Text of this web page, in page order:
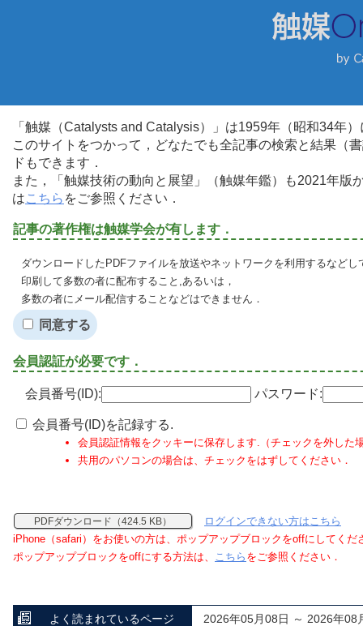
「触媒（Catalysts and Catalysis）」は1959年（昭和34年
このサイトをつかって，どなたでも全記事の検索と結果（
ドもできます．
また，「触媒技術の動向と展望」（触媒年鑑）も2021年
はこちら をご参照ください．
記事の著作権は触媒学会が有します．
ダウンロードしたPDFファイルを放送やネットワークを利用するなど
印刷して多数の者に配布すること,あるいは，
多数の者にメール配信することなどはできません．
同意する
会員認証が必要です．
会員番号(ID): パスワード:
会員番号(ID)を記録する.
会員認証情報をクッキーに保存します.（チェックを外した
共用のパソコンの場合は、チェックをはずしてください．
PDFダウンロード（424.5 KB）
ログインできない方はこちら
iPhone（safari）をお使いの方は、ポップアップブロックをoffにしてくだ
ポップアップブロックをoffにする方法は、 こちら をご参照ください．
よく読まれているページ 2026年05月08日 ～ 2026年08